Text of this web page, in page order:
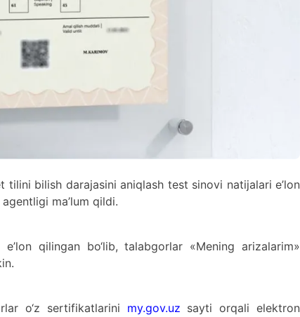
tilini bilish darajasini aniqlash test sinovi natijalari e’lon
ma’lum qildi.
qilingan bo‘lib, talabgorlar «Mening arizalarim»
o‘z sertifikatlarini my.gov.uz sayti orqali elektron